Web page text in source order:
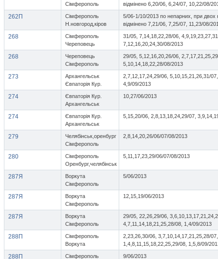
Сімферополь
відмінено 6,20/06, 6,24/07, 10,22/08/
262П
Сімферополь
Н.новгород,кіров
5/06-1/10/2013 по непарних, при двох
відмінено 7,21/06, 7,25/07, 11,23/08/
268
Сімферополь
Череповець
31/05, 7,14,18,22,28/06,
7,12,16,20,24,30/08/2013
268
Череповець
Сімферополь
29/05, 5,12,16,20,26/06,
5,10,14,18,22,28/08/2013
273
Архангельськ
Євпаторія Кур.
2,7,12,17,24,29/06, 5,10,15,21,26,31/
4,9/09/2013
274
Євпаторія Кур.
Архангельськ
10,27/06/2013
274
Євпаторія Кур.
Архангельськ
5,15,20/06, 2,8,13,18,24,29/07,
279
Челябінськ,оренбург
Сімферополь
2,8,14,20,26/06/07/08/2013
280
Сімферополь
Оренбург,челябінськ
5,11,17,23,29/06/07/08/2013
287Я
Воркута
Сімферополь
5/06/2013
287Я
Воркута
Сімферополь
12,15,19/06/2013
287Я
Воркута
Сімферополь
29/05, 22,26,29/06,
4,7,11,14,18,21,25,28/08, 1,4/09/2013
288П
Сімферополь
Воркута
2,23,26,30/06, 3,7,10,14,17,21,25,28/07,
1,4,8,11,15,18,22,25,29/08, 1,5,8/09/
288П Сімферополь 9/06/2013